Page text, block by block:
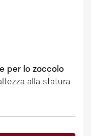
per lo zoccolo
alla statura